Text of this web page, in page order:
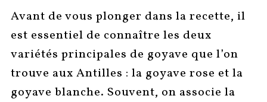
Avant de vous plonger dans la recette, il
est essentiel de connaître les deux
variétés principales de goyave que l’on
trouve aux Antilles : la goyave rose et la
goyave blanche. Souvent, on associe la